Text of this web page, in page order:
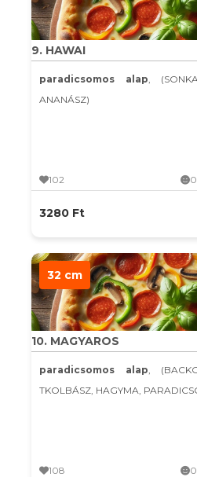
9. HAWAI
paradicsomos alap,
ANANÁSZ)
102 0
3280 Ft
32 cm
10. MAGYAROS
paradicsomos alap,
TKOLBÁSZ, HAGYMA,
108 0